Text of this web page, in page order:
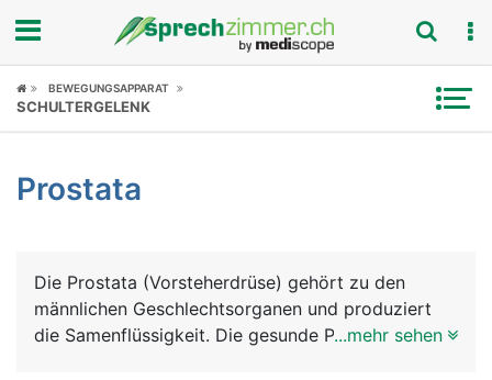
Fokus
Symptome
News
BEWEGUNGSAPPARAT
SCHULTERGELENK
Prostata
Die Prostata (Vorsteherdrüse) gehört zu den
männlichen Geschlechtsorganen und produziert
die Samenflüssigkeit. Die gesunde Prostata hat die
...mehr sehen